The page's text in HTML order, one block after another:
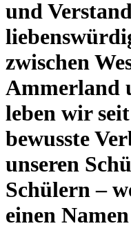
und
zwischen
Ammerland
leben wir
bewusste
unseren
Schülern –
einen